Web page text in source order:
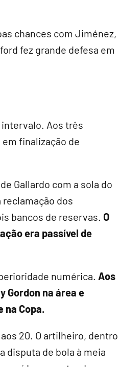
chances com Jiménez,
fez grande defesa em
Aos três
finalização de
Gallardo com a sola do
dos
bancos de reservas. O
era passível de
numérica. Aos
Gordon na área e
na Copa.
20. O artilheiro, dentro
disputa de bola à meia